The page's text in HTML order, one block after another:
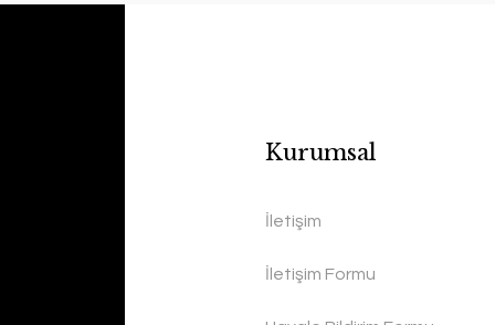
Kurumsal
İletişim
İletişim Formu